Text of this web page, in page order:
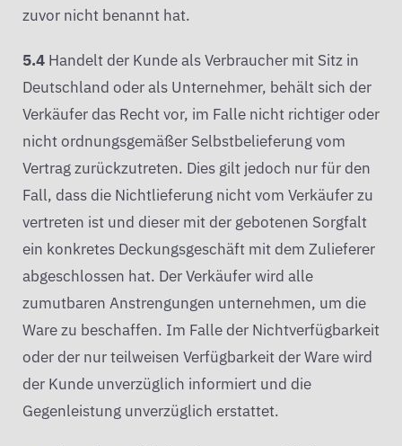
zuvor nicht benannt hat.
5.4 Handelt der Kunde als Verbraucher mit Sitz in
Deutschland oder als Unternehmer, behält sich der
Verkäufer das Recht vor, im Falle nicht richtiger oder
nicht ordnungsgemäßer Selbstbelieferung vom
Vertrag zurückzutreten. Dies gilt jedoch nur für den
Fall, dass die Nichtlieferung nicht vom Verkäufer zu
vertreten ist und dieser mit der gebotenen Sorgfalt
ein konkretes Deckungsgeschäft mit dem Zulieferer
abgeschlossen hat. Der Verkäufer wird alle
zumutbaren Anstrengungen unternehmen, um die
Ware zu beschaffen. Im Falle der Nichtverfügbarkeit
oder der nur teilweisen Verfügbarkeit der Ware wird
der Kunde unverzüglich informiert und die
Gegenleistung unverzüglich erstattet.